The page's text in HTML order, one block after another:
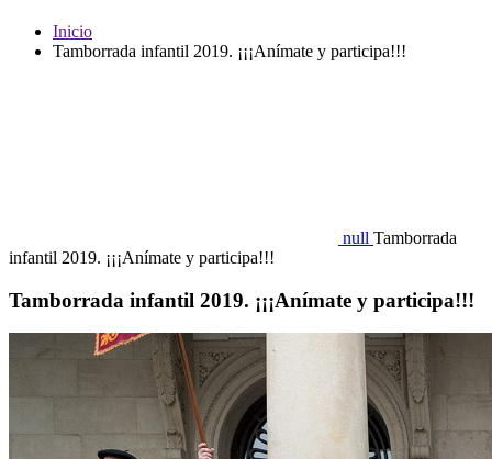
Inicio
Tamborrada infantil 2019. ¡¡¡Anímate y participa!!!
null Tamborrada
infantil 2019. ¡¡¡Anímate y participa!!!
Tamborrada infantil 2019. ¡¡¡Anímate y participa!!!